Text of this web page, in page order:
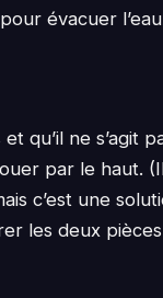
évacuer
qu’il ne s’agit
par le haut.
c’est une
les deux